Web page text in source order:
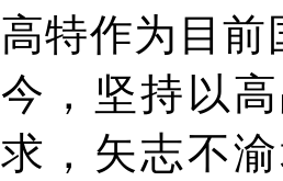
高特作为目前
今，坚持以
求，矢志不